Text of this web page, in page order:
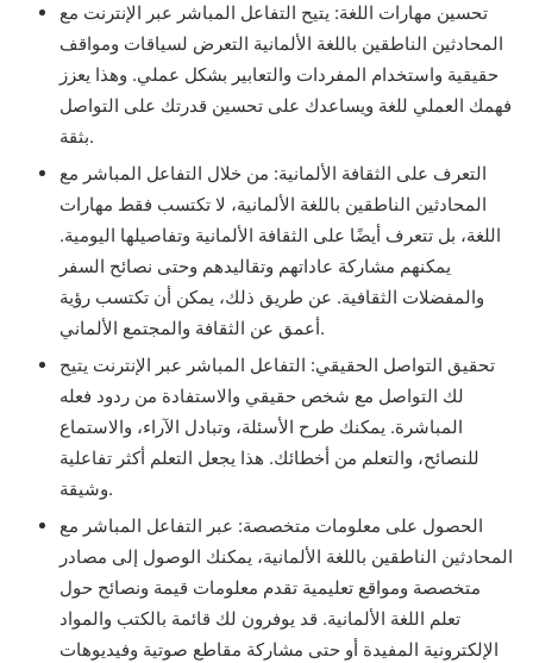
تحسين مهارات اللغة: يتيح التفاعل المباشر عبر الإنترنت مع
المحادثين الناطقين باللغة الألمانية التعرض لسياقات ومواقف
حقيقية واستخدام المفردات والتعابير بشكل عملي. وهذا يعزز
فهمك العملي للغة ويساعدك على تحسين قدرتك على التواصل
بثقة.
التعرف على الثقافة الألمانية: من خلال التفاعل المباشر مع
المحادثين الناطقين باللغة الألمانية، لا تكتسب فقط مهارات
اللغة، بل تتعرف أيضًا على الثقافة الألمانية وتفاصيلها اليومية.
يمكنهم مشاركة عاداتهم وتقاليدهم وحتى نصائح السفر
والمفضلات الثقافية. عن طريق ذلك، يمكن أن تكتسب رؤية
أعمق عن الثقافة والمجتمع الألماني.
تحقيق التواصل الحقيقي: التفاعل المباشر عبر الإنترنت يتيح
لك التواصل مع شخص حقيقي والاستفادة من ردود فعله
المباشرة. يمكنك طرح الأسئلة، وتبادل الآراء، والاستماع
للنصائح، والتعلم من أخطائك. هذا يجعل التعلم أكثر تفاعلية
وشيقة.
الحصول على معلومات متخصصة: عبر التفاعل المباشر مع
المحادثين الناطقين باللغة الألمانية، يمكنك الوصول إلى مصادر
متخصصة ومواقع تعليمية تقدم معلومات قيمة ونصائح حول
تعلم اللغة الألمانية. قد يوفرون لك قائمة بالكتب والمواد
الإلكترونية المفيدة أو حتى مشاركة مقاطع صوتية وفيديوهات